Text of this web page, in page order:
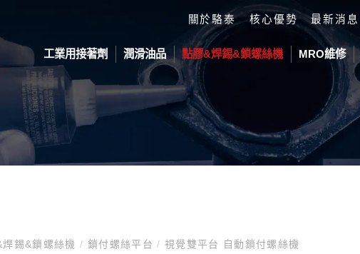
關於駱泰 核心優勢 最新消息
工業用接著劑
接著劑
潤滑油品 點膠&焊錫&鎖螺絲機
自動化平台
MRO維修
耗材 DELTA 工業機器人
工業接著劑 Devcon 修補劑
錫&鎖螺絲機/ 鎖付螺絲平台/ 視覺雙平台 自動鎖付螺絲機